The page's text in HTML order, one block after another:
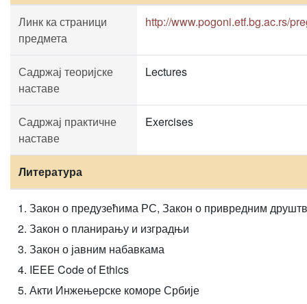
Линк ка страници
предмета
http://www.pogoni.etf.bg.ac.rs/
Садржај теоријске
наставе
Lectures
Садржај практичне
наставе
Exercises
Литература
Закон о предузећима РС, Закон о привредним
Закон о планирању и изградњи
Закон о јавним набавкама
IEEE Code of Ethics
Акти Инжењерске коморе Србије